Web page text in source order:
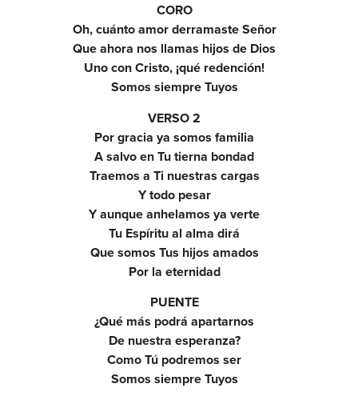
CORO
Oh, cuánto amor derramaste Señor
Que ahora nos llamas hijos de Dios
Uno con Cristo, ¡qué redención!
Somos siempre Tuyos
VERSO 2
Por gracia ya somos familia
A salvo en Tu tierna bondad
Traemos a Ti nuestras cargas
Y todo pesar
Y aunque anhelamos ya verte
Tu Espíritu al alma dirá
Que somos Tus hijos amados
Por la eternidad
PUENTE
¿Qué más podrá apartarnos
De nuestra esperanza?
Como Tú podremos ser
Somos siempre Tuyos